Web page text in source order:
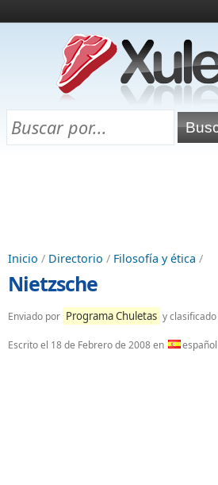
¿Qué es esto?
Directorio
Chuletas para exámenes
Inicio / Directorio / Filosofía y ética /
Nietzsche
Enviado por Programa Chuletas y
Escrito el 18 de Febrero de 2008en